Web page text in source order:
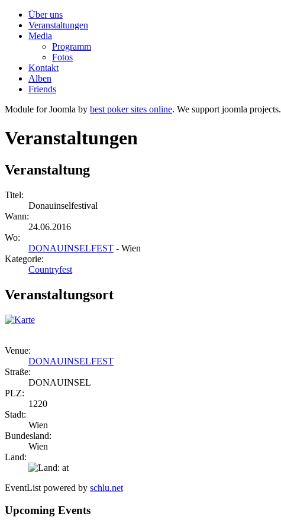
Über uns
Veranstaltungen
Media
Programm
Fotos
Kontakt
Alben
Friends
Module for Joomla by best poker sites online. We support joomla projects.
Veranstaltungen
Veranstaltung
Titel:
Donauinselfestival
Wann:
24.06.2016
Wo:
DONAUINSELFEST - Wien
Kategorie:
Countryfest
Veranstaltungsort
Venue:
DONAUINSELFEST
Straße:
DONAUINSEL
PLZ:
1220
Stadt:
Wien
Bundesland:
Wien
Land:
EventList powered by schlu.net
Upcoming Events